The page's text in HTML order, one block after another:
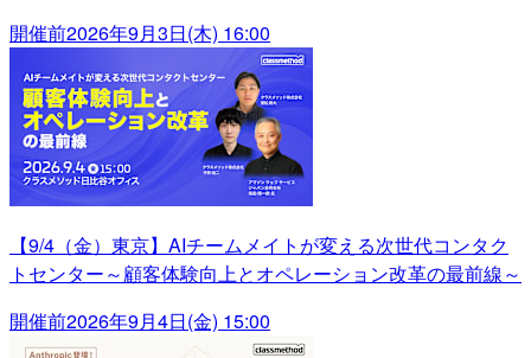
開催前2026年9月3日(木) 16:00
【9/4（金）東京】AIチームメイトが変える次世代コンタク
トセンター～顧客体験向上とオペレーション改革の最前線～
開催前2026年9月4日(金) 15:00